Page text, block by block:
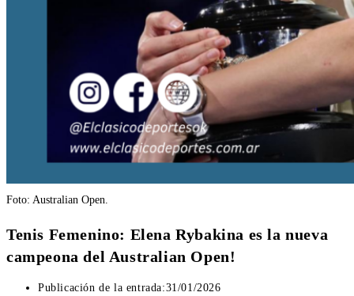
Foto: Australian Open.
Tenis Femenino: Elena Rybakina es la nueva
campeona del Australian Open!
Publicación de la entrada:31/01/2026